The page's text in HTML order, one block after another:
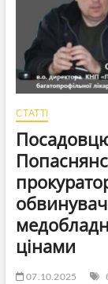
СТАТТІ
цінами
07.10.2025